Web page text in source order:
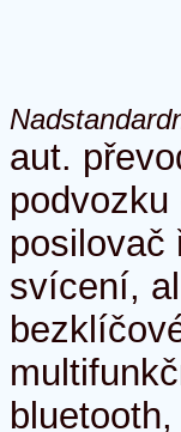
aut.
posilovač
svícení,